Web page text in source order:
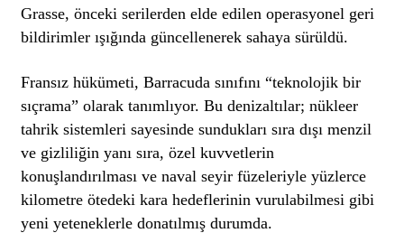
Grasse, önceki serilerden elde edilen operasyonel geri
bildirimler ışığında güncellenerek sahaya sürüldü.
Fransız hükümeti, Barracuda sınıfını “teknolojik bir
sıçrama” olarak tanımlıyor. Bu denizaltılar; nükleer
tahrik sistemleri sayesinde sundukları sıra dışı menzil
ve gizliliğin yanı sıra, özel kuvvetlerin
konuşlandırılması ve naval seyir füzeleriyle yüzlerce
kilometre ötedeki kara hedeflerinin vurulabilmesi gibi
yeni yeteneklerle donatılmış durumda.